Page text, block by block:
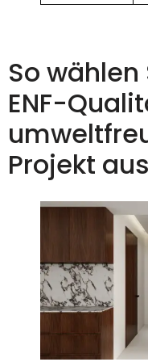
So wählen
ENF-
Projekt aus